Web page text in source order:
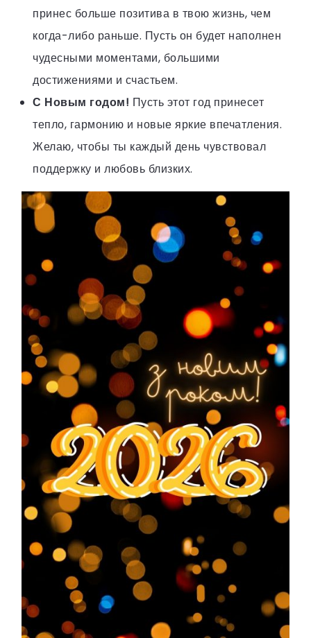
принес больше позитива в твою жизнь, чем
когда-либо раньше. Пусть он будет наполнен
чудесными моментами, большими
достижениями и счастьем.
С Новым годом! Пусть этот год принесет
тепло, гармонию и новые яркие впечатления.
Желаю, чтобы ты каждый день чувствовал
поддержку и любовь близких.